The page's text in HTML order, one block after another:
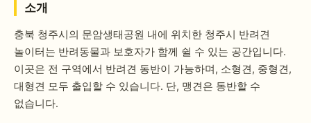
소개
충북 청주시의 문암생태공원 내에 위치한 청주시 반려견
놀이터는 반려동물과 보호자가 함께 쉴 수 있는 공간입니다.
이곳은 전 구역에서 반려견 동반이 가능하며, 소형견, 중형견,
대형견 모두 출입할 수 있습니다. 단, 맹견은 동반할 수
없습니다.